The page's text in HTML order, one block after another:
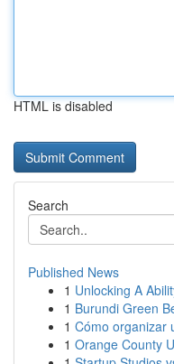
HTML is disabled
Search
Published News
1 Unlocking A
1 Burundi Green
1 Cómo organizar
1 Orange County